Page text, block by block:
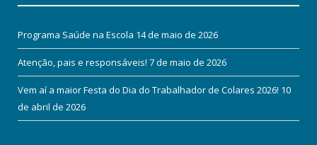
Programa Saúde na Escola 14 de maio de 2026
Atenção, pais e responsáveis! 7 de maio de 2026
Vem aí a maior Festa do Dia do Trabalhador de Colares 2026! 10
de abril de 2026